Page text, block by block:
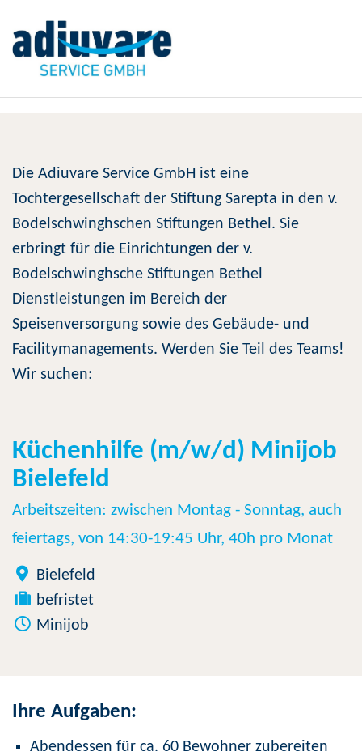
Küchenhilfe (m/w/d) Minijob
Bielefeld
Arbeitszeiten: zwischen Montag - Sonntag, auch
feiertags, von 14:30-19:45 Uhr, 40h pro Monat
Bielefeld
befristet
Minijob
Die Adiuvare Service GmbH ist eine
Tochtergesellschaft der Stiftung Sarepta in den v.
Bodelschwinghschen Stiftungen Bethel. Sie
erbringt für die Einrichtungen der v.
Bodelschwinghsche Stiftungen Bethel
Dienstleistungen im Bereich der
Speisenversorgung sowie des Gebäude- und
Facilitymanagements. Werden Sie Teil des Teams!
Wir suchen:
Ihre Aufgaben:
Abendessen für ca. 60 Bewohner zubereiten